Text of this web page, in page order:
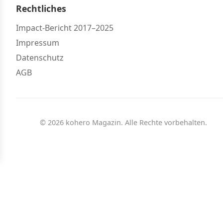
Rechtliches
Impact-Bericht 2017–2025
Impressum
Datenschutz
AGB
© 2026 kohero Magazin. Alle Rechte vorbehalten.